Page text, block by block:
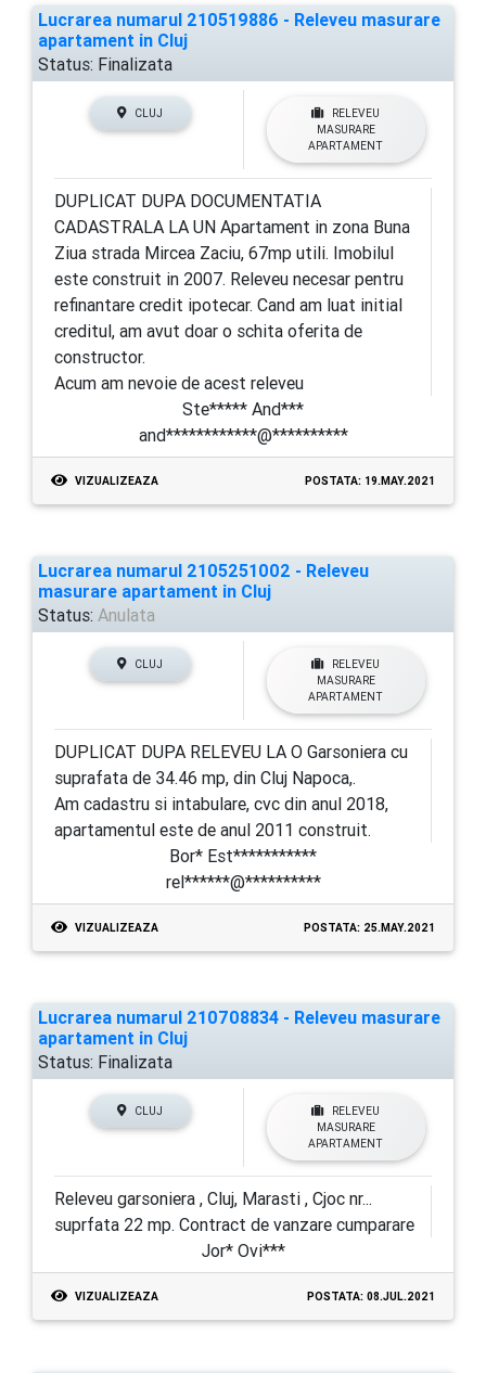
Lucrarea numarul 210519886 - Releveu masurare
apartament in Cluj
Status: Finalizata
CLUJ
RELEVEU
MASURARE
APARTAMENT
DUPLICAT DUPA DOCUMENTATIA
CADASTRALA LA UN Apartament in zona Buna
Ziua strada Mircea Zaciu, 67mp utili. Imobilul
este construit in 2007. Releveu necesar pentru
refinantare credit ipotecar. Cand am luat initial
creditul, am avut doar o schita oferita de
constructor.
Acum am nevoie de acest releveu
Ste***** And***
and************@**********
VIZUALIZEAZA POSTATA: 19.MAY.2021
Lucrarea numarul 2105251002 - Releveu
masurare apartament in Cluj
Status: Anulata
CLUJ
RELEVEU
MASURARE
APARTAMENT
DUPLICAT DUPA RELEVEU LA O Garsoniera cu
suprafata de 34.46 mp, din Cluj Napoca,.
Am cadastru si intabulare, cvc din anul 2018,
apartamentul este de anul 2011 construit.
Bor* Est***********
rel******@**********
VIZUALIZEAZA POSTATA: 25.MAY.2021
Lucrarea numarul 210708834 - Releveu masurare
apartament in Cluj
Status: Finalizata
CLUJ
RELEVEU
MASURARE
APARTAMENT
Releveu garsoniera , Cluj, Marasti , Cjoc nr...
suprfata 22 mp. Contract de vanzare cumparare
Jor* Ovi***
VIZUALIZEAZA POSTATA: 08.JUL.2021